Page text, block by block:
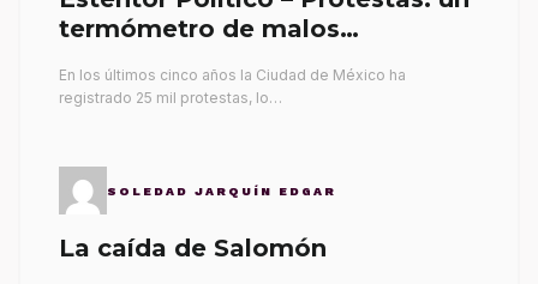
termómetro de malos
En los últimos cinco años la Ciudad de México ha
registrado 25 mil protestas, lo…
SOLEDAD JARQUÍN EDGAR
La caída de Salomón